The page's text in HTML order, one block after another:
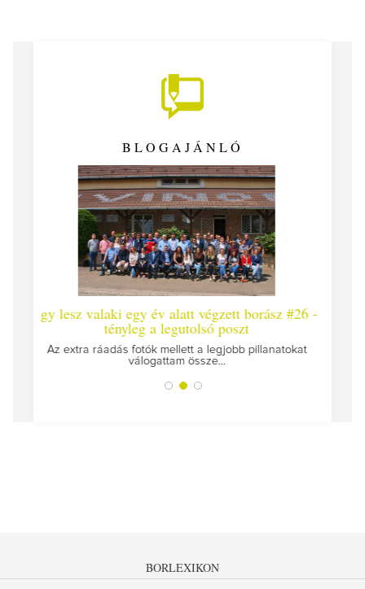
BLOGAJÁNLÓ
egy év alatt végzett borász #26 -
tényleg a legutolsó poszt
fotók mellett a legjobb pillanatokat
Így lesz valaki egy
Megírtuk a modulzáró
BORLEXIKON